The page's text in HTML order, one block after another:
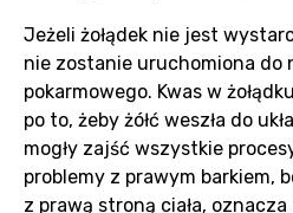
Jeżeli żołądek nie jest
nie zostanie uruchomiona do
pokarmowego. Kwas w
po to, żeby żółć weszła do
mogły zajść wszystkie
problemy z prawym barkiem,
z prawą stroną ciała,